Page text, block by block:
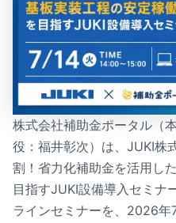
株式会社補助金ポータル（
役：福井彰次）は、JUKI株
割！省力化補助金を活用し
目指すJUKI設備導入セミナ
ラインセミナーを、2026年